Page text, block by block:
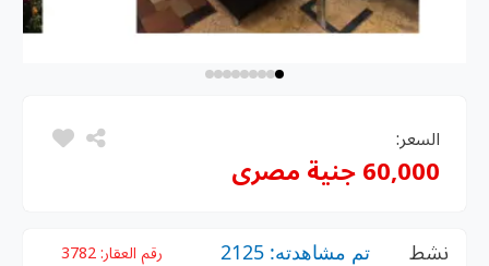
السعر:
60,000 جنية مصرى
نشط تم مشاهدته: 2125 رقم العقار: 3782